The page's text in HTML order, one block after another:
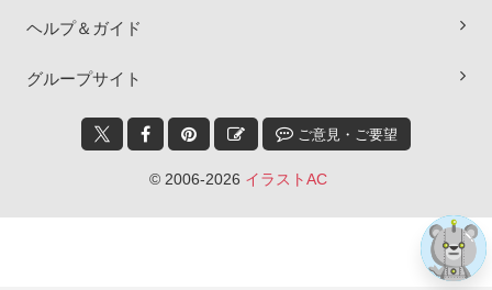
ヘルプ＆ガイド
グループサイト
ご意見・ご要望
© 2006-2026 イラストAC